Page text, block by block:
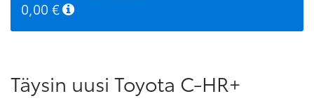
0,00 €
Täysin uusi Toyota C-HR+